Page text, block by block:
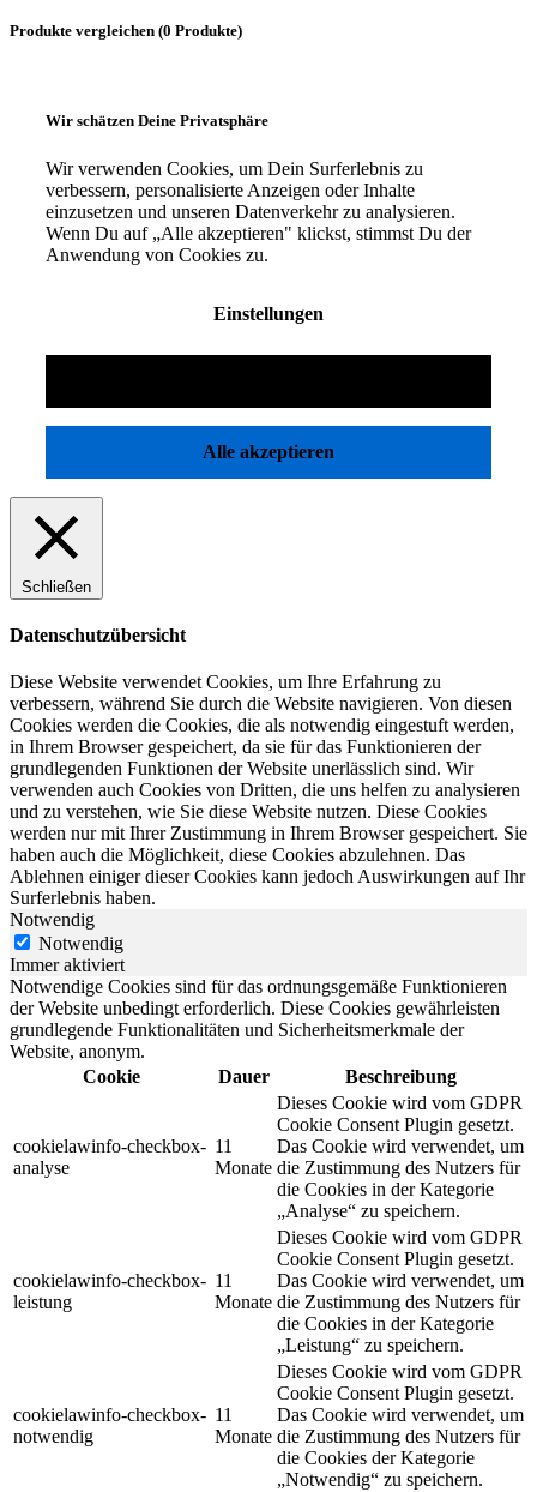
Produkte vergleichen (0 Produkte)
Wir schätzen Deine Privatsphäre
Wir verwenden Cookies, um Dein Surferlebnis zu
verbessern, personalisierte Anzeigen oder Inhalte
einzusetzen und unseren Datenverkehr zu analysieren.
Wenn Du auf „Alle akzeptieren" klickst, stimmst Du der
Anwendung von Cookies zu.
Einstellungen
Alle akzeptieren
Schließen
Datenschutzübersicht
Diese Website verwendet Cookies, um Ihre Erfahrung zu
verbessern, während Sie durch die Website navigieren. Von diesen
Cookies werden die Cookies, die als notwendig eingestuft werden,
in Ihrem Browser gespeichert, da sie für das Funktionieren der
grundlegenden Funktionen der Website unerlässlich sind. Wir
verwenden auch Cookies von Dritten, die uns helfen zu analysieren
und zu verstehen, wie Sie diese Website nutzen. Diese Cookies
werden nur mit Ihrer Zustimmung in Ihrem Browser gespeichert. Sie
haben auch die Möglichkeit, diese Cookies abzulehnen. Das
Ablehnen einiger dieser Cookies kann jedoch Auswirkungen auf Ihr
Surferlebnis haben.
Notwendig
Notwendig
Immer aktiviert
Notwendige Cookies sind für das ordnungsgemäße Funktionieren
der Website unbedingt erforderlich. Diese Cookies gewährleisten
grundlegende Funktionalitäten und Sicherheitsmerkmale der
Website, anonym.
Cookie
Dauer Beschreibung
cookielawinfo-checkbox-
analyse
11
Monate
Dieses Cookie wird vom GDPR
Cookie Consent Plugin gesetzt.
Das Cookie wird verwendet, um
die Zustimmung des Nutzers für
die Cookies in der Kategorie
„Analyse“ zu speichern.
cookielawinfo-checkbox-
leistung
11
Monate
Dieses Cookie wird vom GDPR
Cookie Consent Plugin gesetzt.
Das Cookie wird verwendet, um
die Zustimmung des Nutzers für
die Cookies in der Kategorie
„Leistung“ zu speichern.
cookielawinfo-checkbox-
notwendig
11
Monate
Dieses Cookie wird vom GDPR
Cookie Consent Plugin gesetzt.
Das Cookie wird verwendet, um
die Zustimmung des Nutzers für
die Cookies der Kategorie
„Notwendig“ zu speichern.